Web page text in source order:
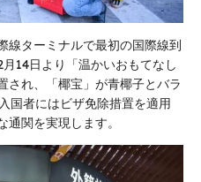
線ターミナルで最初の国際線到
14日より「温かいおもてなし
され、「椰宝」が青椰子とバラ
国者にはビザ免除措置を適用
関を実現します。